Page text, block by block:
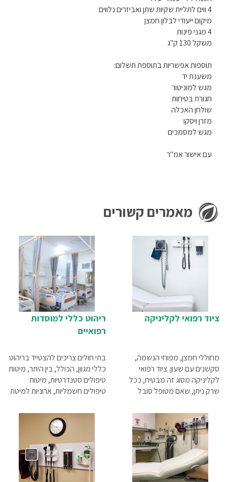
4 ווים לתליית שקיות שתן ואביזרים נלווים
מיקום ייעודי לבלון חמצן
4 מגני פינות
משקל 130 ק"ג
תוספות אפשריות בתוספת תשלום:
משענת יד
מגש למוניטור
חגורת בטיחות
שולחן האכלה
מזרן ויסקו
מגש למסמכים
עם אישור אמ"ר
מאמרים קשורים
ציוד רפואי לקליניקה
מחוללי חמצן, מפוחי הנשמה,
סקשנים עם שעון. ציוד רפואי
לקליניקה מסוג זה מבטיח, ככל
שרק ניתן, שאם מטופל סובל
במקום יימצא כל הציוד הדרוש
שימקסם את הסיכוי להצילו.
ריהוט כללי למוסדות
רפואיים
בתי חולים צריכים להצטייד בריהוט
כללי מגוון, הכולל, בין היתר, מיטות
טיפולים סטנדרטיות, מיטות
טיפולים חשמליות, ארוניות למיטת
עגלות טיפולים, עגלות לקיחת
דמים, עגלות תרופות, שרפרפים
לצוותים הרפואיים